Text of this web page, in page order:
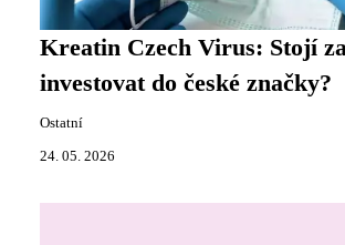
Kreatin Czech Virus: Stojí
investovat do české značky?
Ostatní
24. 05. 2026